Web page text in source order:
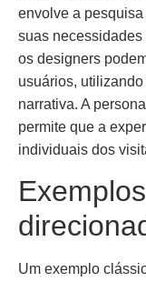
envolve a
suas
os designers
usuários,
narrativa. A
permite que a
individuais dos
Um exemplo